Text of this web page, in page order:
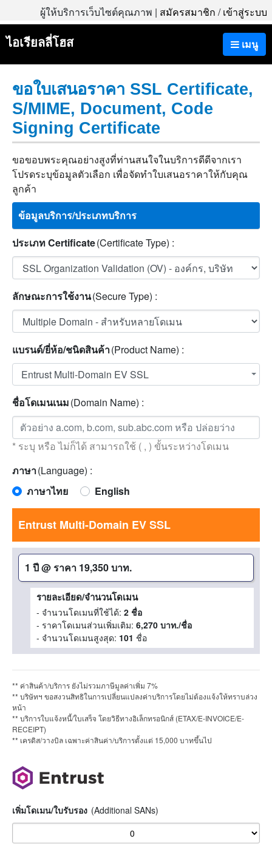
ผู้ให้บริการเว็บไซต์คุณภาพ | สมัครสมาชิก /เข้าสู่ระบบ
เมนู
ไอเรียลลี่โฮส
ขอใบเสนอราคา SSL Certificate,
S/MIME, Document, Code
Signing Certificate
ขอขอบพระคุณอย่างสูงที่ท่านสนใจในบริการดีดีจากเรา
โปรดระบุข้อมูลตัวเลือก เพื่อจัดทำใบเสนอราคาให้กับคุณ
ลูกค้า
ข้อมูลบริการ/ประเภทบริการ
ประเภท Certificate(Certificate Type) :
ลักษณะการใช้งาน(Secure Type) :
แบรนด์/ยี่ห้อ/ชนิดสินค้า(Product Name) :
Entrust Multi-Domain EV SSL
ชื่อโดเมนเนม(Domain Name) :
* ระบุ หรือ ไม่ก็ได้ สามารถใช้ ( , ) ขั้นระหว่างโดเมน
ภาษา(Language) :
ภาษาไทย
English
Entrust Multi-Domain EV SSL
1 ปี@ ราคา 19,350 บาท.
รายละเอียด/จำนวนโดเมน
- จำนวนโดเมนที่ใช้ได้: 2 ชื่อ
- ราคาโดเมนส่วนเพิ่มเติม: 6,270 บาท./ชื่อ
- จำนวนโดเมนสูงสุด: 101 ชื่อ
** ค่าสินค้า/บริการ ยังไม่รวมภาษีมูลค่าเพิ่ม 7%
** บริษัทฯ ขอสงวนสิทธิในการเปลี่ยนแปลงค่าบริการโดยไม่ต้องแจ้งให้ทราบล่วง
หน้า
** บริการใบแจ้งหนี้/ใบเสร็จ โดยวิธีทางอิเล็กทรอนิกส์ (ETAX/E-INVOICE/E-
RECEIPT)
** เครดิส/วางบิล เฉพาะค่าสินค่า/บริการตั้งแต่ 15,000 บาทขึ้นไป
เพิ่มโดเมน/ใบรับรอง (Additional SANs)